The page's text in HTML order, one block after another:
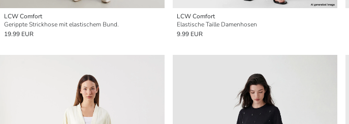
LCW Comfort
Gerippte Strickhose mit elastischem Bund.
19.99 EUR
LCW Comfort
Elastische Taille Damenhosen
9.99 EUR